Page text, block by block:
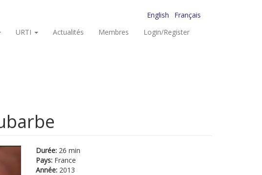
English
Français
URTI Actualités Membres Login/Register
Durée: 26 min
Pays: France
Année: 2013